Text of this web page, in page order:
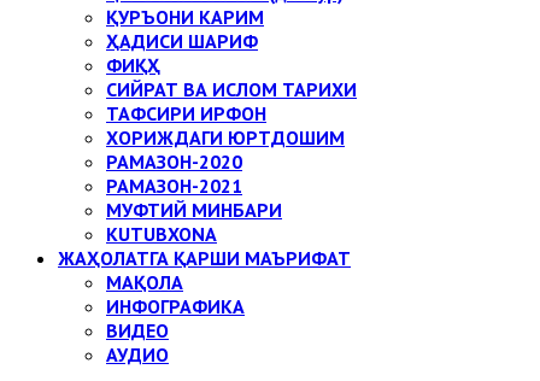
ҚУРЪОНИ КАРИМ
ҲАДИСИ ШАРИФ
ФИҚҲ
СИЙРАТ ВА ИСЛОМ ТАРИХИ
ТАФСИРИ ИРФОН
ХОРИЖДАГИ ЮРТДОШИМ
РАМАЗОН-2020
РАМАЗОН-2021
МУФТИЙ МИНБАРИ
KUTUBXONA
ЖАҲОЛАТГА ҚАРШИ МАЪРИФАТ
МАҚОЛА
ИНФОГРАФИКА
ВИДЕО
АУДИО